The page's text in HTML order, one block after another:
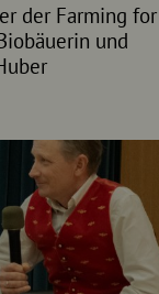
der Farming for
und